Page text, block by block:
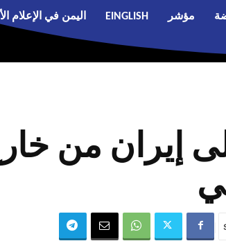
مؤشر EINGLISH اليمن في الإعلام
إيران من